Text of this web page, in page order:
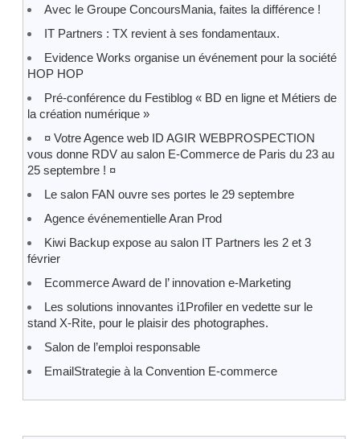
Avec le Groupe ConcoursMania, faites la différence !
IT Partners : TX revient à ses fondamentaux.
Evidence Works organise un événement pour la société
HOP HOP
Pré-conférence du Festiblog « BD en ligne et Métiers de
la création numérique »
¤ Votre Agence web ID AGIR WEBPROSPECTION
vous donne RDV au salon E-Commerce de Paris du 23 au
25 septembre ! ¤
Le salon FAN ouvre ses portes le 29 septembre
Agence événementielle Aran Prod
Kiwi Backup expose au salon IT Partners les 2 et 3
février
Ecommerce Award de l’ innovation e-Marketing
Les solutions innovantes i1Profiler en vedette sur le
stand X-Rite, pour le plaisir des photographes.
Salon de l’emploi responsable
EmailStrategie à la Convention E-commerce